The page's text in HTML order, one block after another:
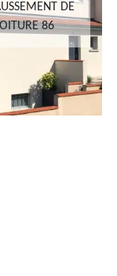
DE
86